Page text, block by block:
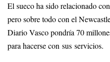
El sueco ha sido relacionado
pero sobre todo con el
Diario Vasco pondría 70
para hacerse con sus servicios.